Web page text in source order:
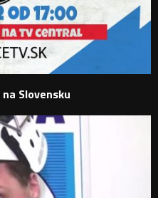
Slovensku